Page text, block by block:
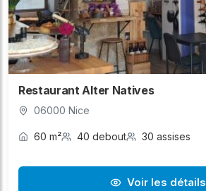
Restaurant Alter Natives
06000 Nice
60 m² 40 debout 30 assises
Voir les détails